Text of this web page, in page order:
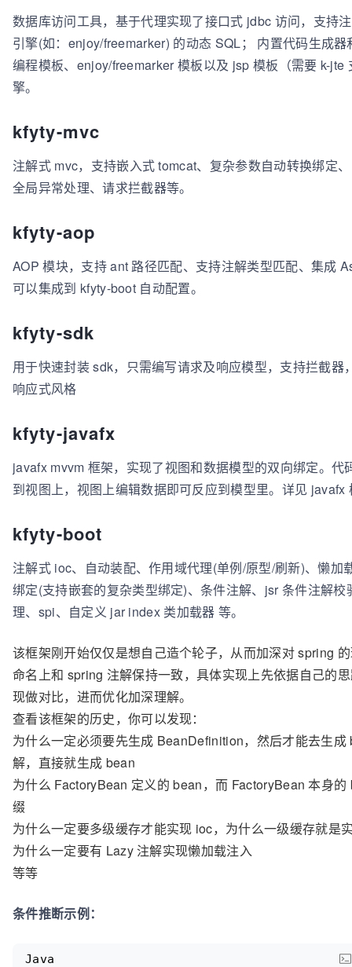
数据库访问工具，基于代理实现了接口式 jdbc 访问，支持
引擎(如：enjoy/freemarker) 的动态 SQL； 内置代码生成
编程模板、enjoy/freemarker 模板以及 jsp 模板（需要 k-jte
擎。
kfyty-mvc
注解式 mvc，支持嵌入式 tomcat、复杂参数自动转换绑定
全局异常处理、请求拦截器等。
kfyty-aop
AOP 模块，支持 ant 路径匹配、支持注解类型匹配、集成
可以集成到 kfyty-boot 自动配置。
kfyty-sdk
用于快速封装 sdk，只需编写请求及响应模型，支持拦截器
响应式风格
kfyty-javafx
javafx mvvm 框架，实现了视图和数据模型的双向绑定。代
到视图上，视图上编辑数据即可反应到模型里。详见 javafx
kfyty-boot
注解式 ioc、自动装配、作用域代理(单例/原型/刷新)、懒加
绑定(支持嵌套的复杂类型绑定)、条件注解、jsr 条件注解
理、spi、自定义 jar index 类加载器 等。
该框架刚开始仅仅是想自己造个轮子，从而加深对 spring
命名上和 spring 注解保持一致，具体实现上先依据自己的
现做对比，进而优化加深理解。
查看该框架的历史，你可以发现：
为什么一定必须要先生成 BeanDefinition，然后才能去生
解，直接就生成 bean
为什么 FactoryBean 定义的 bean，而 FactoryBean 本身
缀
为什么一定要多级缓存才能实现 ioc，为什么一级缓存就是
为什么一定要有 Lazy 注解实现懒加载注入
等等
条件推断示例：
Java